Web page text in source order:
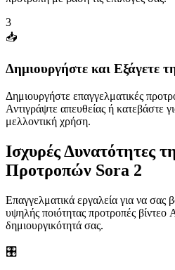
3
📥
Δημιουργήστε και Εξάγετε
Δημιουργήστε επαγγελματικές
Αντιγράψτε απευθείας ή κατεβάστε
μελλοντική χρήση.
Ισχυρές Δυνατότητες
Προτροπών Sora 2
Επαγγελματικά εργαλεία για να σας
υψηλής ποιότητας προτροπές βίντεο
δημιουργικότητά σας.
🎛️